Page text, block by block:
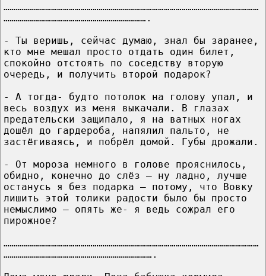
…………………………………………………………………………………………………………………
……………………………………………………………….
- Ты веришь, сейчас думаю, знал бы заранее,
кто мне мешал просто отдать один билет,
спокойно отстоять по соседству вторую
очередь, и получить второй подарок?
- А тогда- будто потолок на голову упал, и
весь воздух из меня выкачали. В глазах
предательски защипало, я на ватных ногах
дошёл до гардероба, напялил пальто, не
застёгиваясь, и побрёл домой. Губы дрожали.
- От мороза немного в голове прояснилось,
обидно, конечно до слёз – ну ладно, лучше
останусь я без подарка – потому, что Вовку
лишить этой толики радости было бы просто
немыслимо – опять же- я ведь сожрал его
пирожное?
…………………………………………………………………………………………………………………
………………………………………………………………….